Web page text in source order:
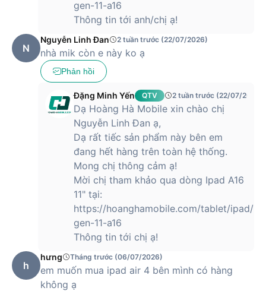
người dùng có thể trải nghiệm viết vẽ tự nhiên như trên giấy,
thoải mái ghi chú, chỉnh sửa và chia sẻ thông tin.
Hệ điều hành iPadOS mới cũng mang đến nhiều tính năng
mới như chia đôi màn hình hiển thị, đưa tiện ích ra màn hình
chủ hay ghi chú ở bất kỳ đâu. Hệ điều hành này cho phép
người dùng tương tác, tìm kiếm và sắp xếp thông tin hiệu
Mua iPad Gen 9 10.2 inch (2021) Wifi
chính hãng, giá tốt tại Hoàng Hà Mobile
Hoàng Hà Mobile là nhà phân phối uỷ quyền chính thức của
Apple tại Việt Nam, Vì vậy bạn có thể yên tâm đặt mua iPad
Gen 9 10.2 inch (2021) Wifi với mức giá phải chăng nhất.
gen-11-a16
Thông tin tới anh/chị ạ!
N
Nguyễn Linh Đan 2 tuần trước (22/07/2026)
nhà mik còn e này ko ạ
Phản hồi
Đặng Minh Yến QTV 2 tuần trước (22/07/2026)
Dạ Hoàng Hà Mobile xin chào chị
Nguyễn Linh Đan ạ,
Dạ rất tiếc sản phẩm này bên em
đang hết hàng trên toàn hệ thống.
Mong chị thông cảm ạ!
Mời chị tham khảo qua dòng Ipad A16
11" tại:
https://hoanghamobile.com/tablet/ipad/
gen-11-a16
Thông tin tới chị ạ!
h
hưng Tháng trước (06/07/2026)
em muốn mua ipad air 4 bên mình có hàng
không ạ